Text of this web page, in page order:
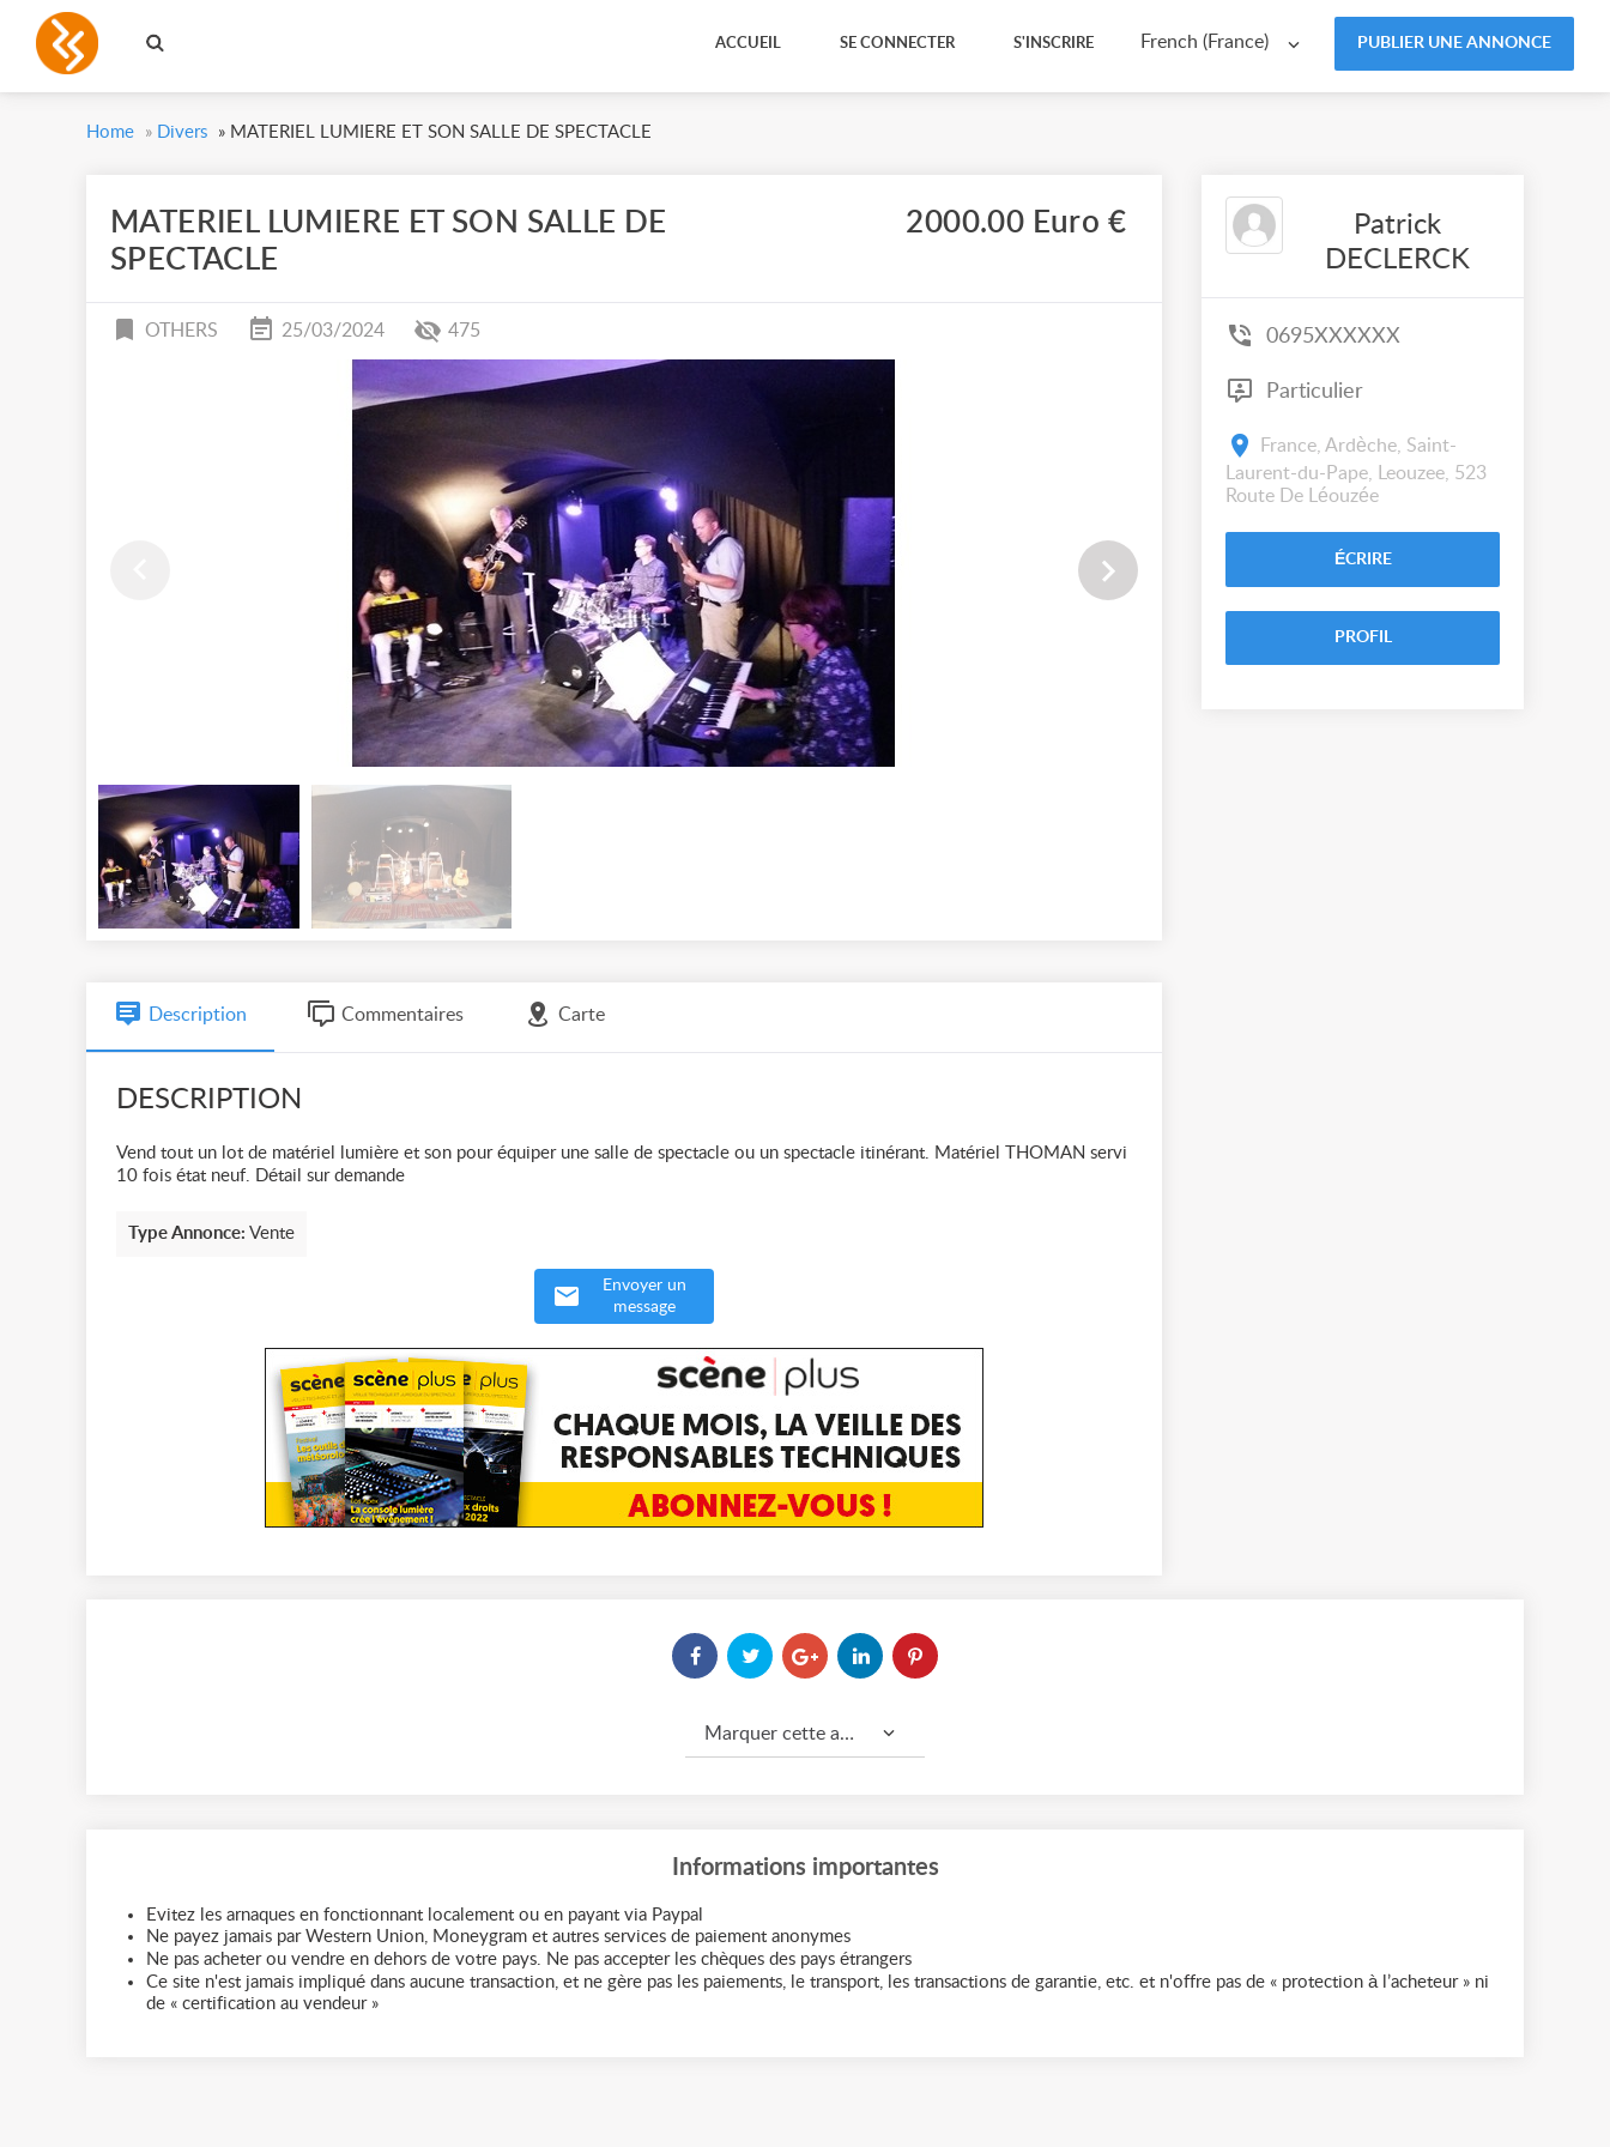
French (France) PUBLIER UNE ANNONCE
ACCUEIL SE CONNECTER S'INSCRIRE
Home » Divers » MATERIEL LUMIERE ET SON SALLE DE SPECTACLE
MATERIEL LUMIERE ET SON SALLE DE
SPECTACLE
2000.00 Euro €
OTHERS 25/03/2024 475
Description Commentaires Carte
DESCRIPTION
Vend tout un lot de matériel lumière et son pour équiper une salle de spectacle ou un spectacle itinérant. Matériel THOMAN servi
10 fois état neuf. Détail sur demande
Type Annonce: Vente
Envoyer un
message
Patrick
DECLERCK
0695XXXXXX
Particulier
France, Ardèche, Saint-
Laurent-du-Pape, Leouzee, 523
Route De Léouzée
ÉCRIRE
PROFIL
Marquer cette annonce comme...
Informations importantes
Evitez les arnaques en fonctionnant localement ou en payant via Paypal
Ne payez jamais par Western Union, Moneygram et autres services de paiement anonymes
Ne pas acheter ou vendre en dehors de votre pays. Ne pas accepter les chèques des pays étrangers
Ce site n'est jamais impliqué dans aucune transaction, et ne gère pas les paiements, le transport, les transactions de garantie, etc. et n'offre pas de « protection à l’acheteur » ni
de « certification au vendeur »